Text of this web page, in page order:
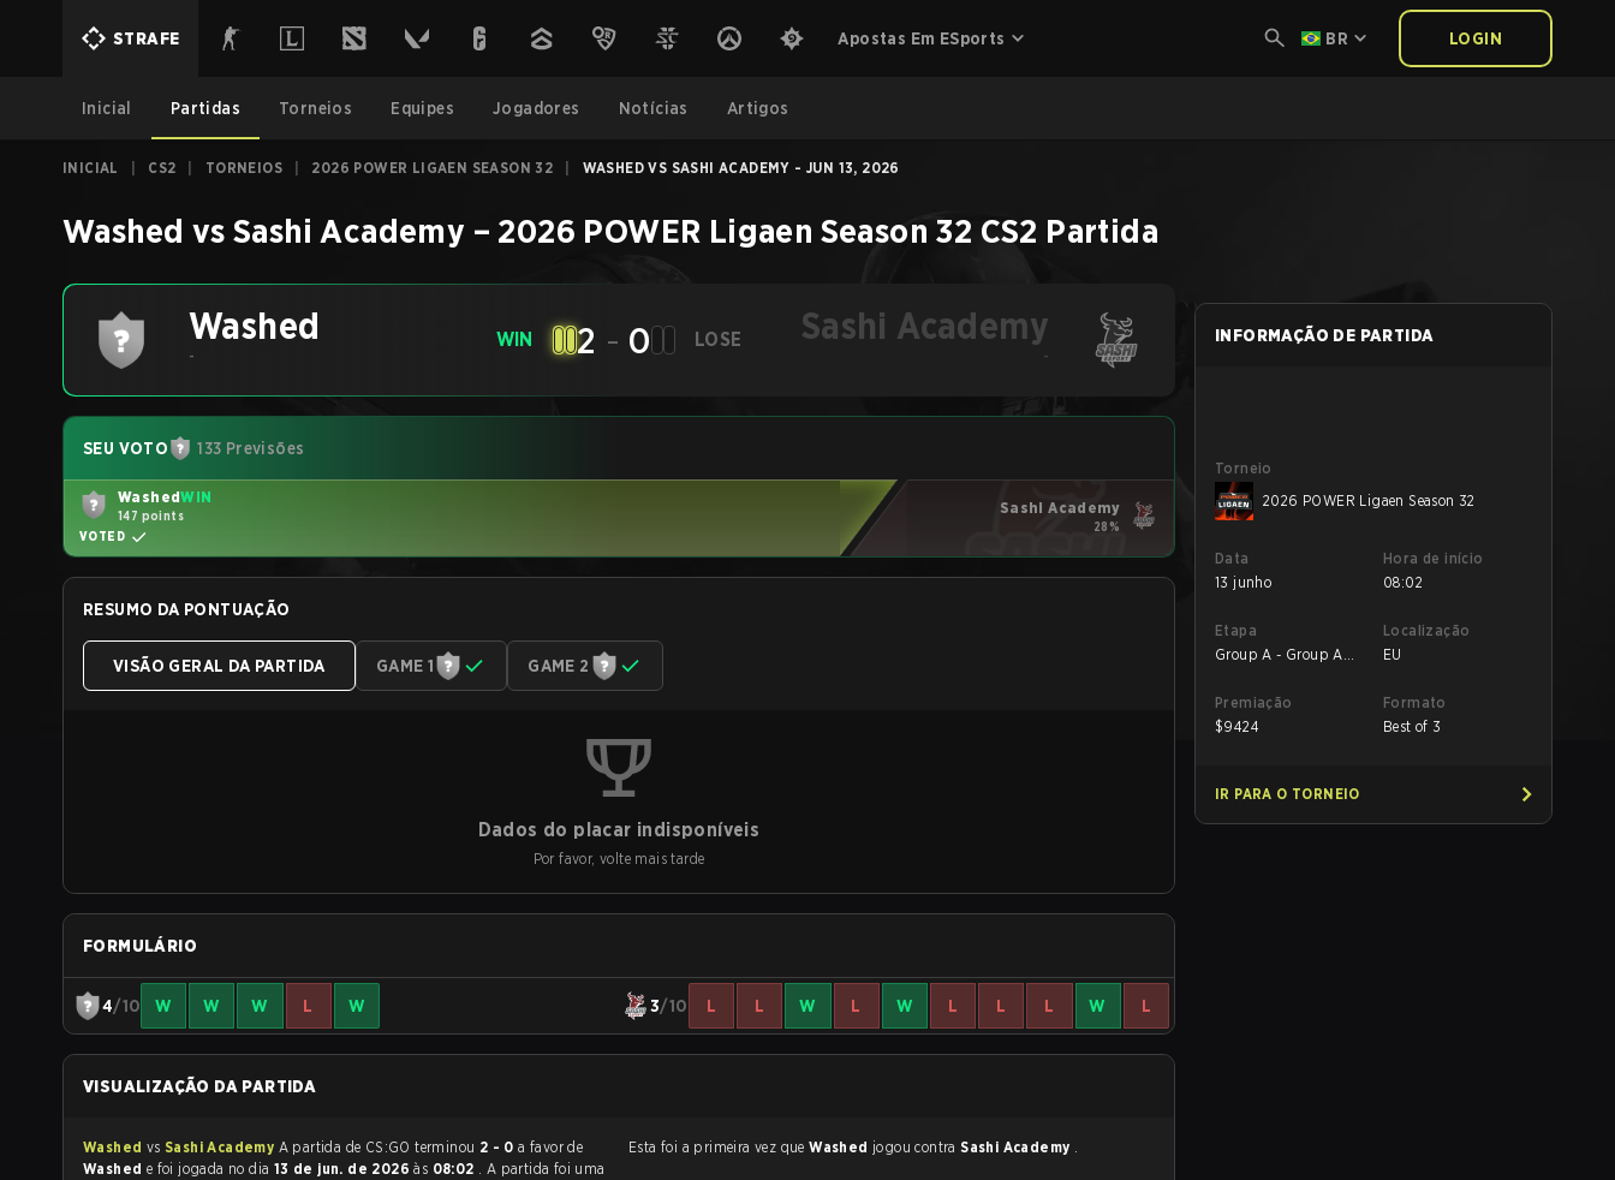
STRAFE Apostas Em ESports BR LOGIN
Inicial Partidas Torneios Equipes Jogadores Notícias Artigos
INICIAL CS2 TORNEIOS 2026 POWER LIGAEN SEASON 32 WASHED VS SASHI ACADEMY - JUN 13, 2026
Washed vs Sashi Academy – 2026 POWER Ligaen Season 32 CS2 Partida
Washed
-
WIN 2 - 0 LOSE Sashi Academy
-
SEU VOTO 133 Previsões
WashedWIN
147 points
VOTED
Sashi Academy
28%
RESUMO DA PONTUAÇÃO
VISÃO GERAL DA PARTIDA GAME 1 GAME 2
Dados do placar indisponíveis
Por favor, volte mais tarde
FORMULÁRIO
4/10 W W W L W 3/10 L L W L W L L L W L
VISUALIZAÇÃO DA PARTIDA
Washed vs Sashi Academy A partida de CS:GO terminou 2 - 0 a favor de
Washed
e foi jogada no dia 13 de jun. de 2026às 08:02 . A partida foi uma
Esta foi a primeira vez queWashed jogou contraSashi Academy .
INFORMAÇÃO DE PARTIDA
Torneio
2026 POWER Ligaen Season 32
Data
13 junho
Hora de início
08:02
Etapa
Group A - Group A
Localização
EU
Premiação
$9424
Formato
Best of 3
IR PARA O TORNEIO